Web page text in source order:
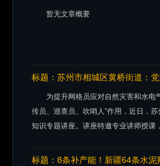
暂无文章概要
标题： 苏州市相城区黄桥街道：
为提升网格员应对自然灾害和水电
传员、巡查员、吹哨人”作用，近日，
知识专题讲座。讲座特邀专业讲师授课
标题： 8条补产能！新疆64条水